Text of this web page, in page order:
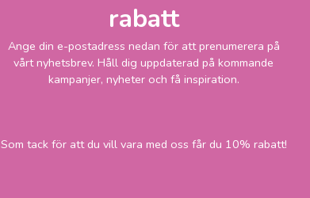
419
LÄGG I VARUKORGEN
rabatt
Ange din e-postadress nedan för att prenumerera på
vårt nyhetsbrev. Håll dig uppdaterad på kommande
kampanjer, nyheter och få inspiration.
Som tack för att du vill vara med oss får du 10% rabatt!